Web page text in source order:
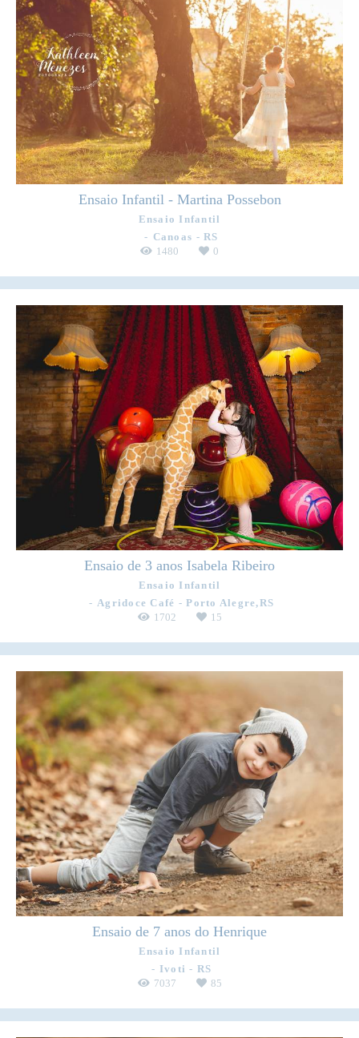
Ensaio Infantil - Martina Possebon
Ensaio Infantil
Canoas - RS
1480 0
Ensaio de 3 anos Isabela Ribeiro
Ensaio Infantil
Agridoce Café - Porto Alegre,RS
1702 15
Ensaio de 7 anos do Henrique
Ensaio Infantil
Ivoti - RS
7037 85